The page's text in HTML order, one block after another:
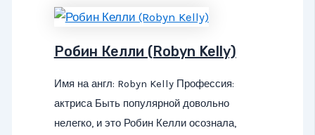
Робин Келли (Robyn Kelly)
Имя на англ: Robyn Kelly Профессия:
актриса Быть популярной довольно
нелегко, и это Робин Келли осознала,